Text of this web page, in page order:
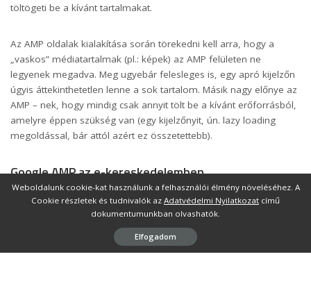
töltögeti be a kívánt tartalmakat.
Az AMP oldalak kialakítása során törekedni kell arra, hogy a
„vaskos” médiatartalmak (pl.: képek) az AMP felületen ne
legyenek megadva. Meg ugyebár felesleges is, egy apró kijelzőn
úgyis áttekinthetetlen lenne a sok tartalom. Másik nagy előnye az
AMP – nek, hogy mindig csak annyit tölt be a kívánt erőforrásból,
amelyre éppen szükség van (egy kijelzőnyit, ún. lazy loading
megoldással, bár attól azért ez összetettebb).
Google AMP az e-kereskedelemben
Sokan nem hiszik el, mennyire fontos sebesség. Ha 1 Ft – ért
árulunk laptopokat sem lesz nagy az organikus forgalmunk, ha a
weboldal másodperceken keresztül csak tölt és tölt és tölt.
Ilyenkor a felhasználók kirívó százaléka egyszerűen bezárja az
Weboldalunk cookie-kat használunk a felhasználói élmény növeléséhez. A
Cookie részletek és tudnivalók az Adatvédelmi Nyilatkozat című
dokumentumunkban olvashatók.
Elfogadom